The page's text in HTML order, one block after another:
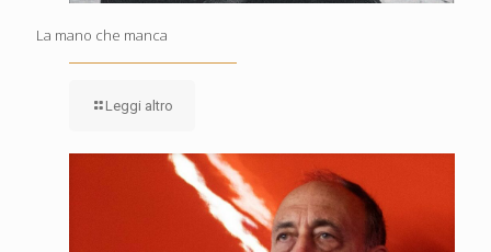
La mano che manca
Leggi altro